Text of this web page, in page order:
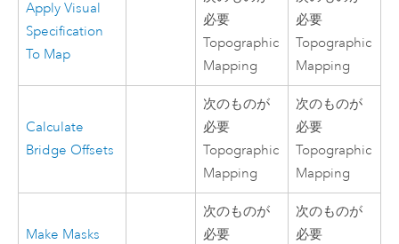
Apply Visual
Specification
To Map
必要
Topographic
Mapping
必要
Topographic
Mapping
Calculate
Bridge Offsets
次のものが
必要
Topographic
Mapping
次のものが
必要
Topographic
Mapping
Make Masks
次のものが
必要
次のものが
必要